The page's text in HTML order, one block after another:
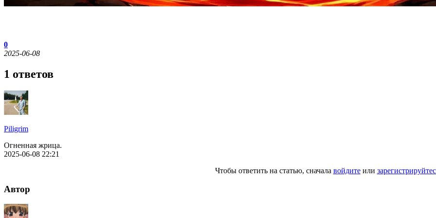
0
2025-06-08
1 ответов
Piligrim
Огненная жрица.
2025-06-08 22:21
Чтобы ответить на статью, сначала войдитеили
Автор